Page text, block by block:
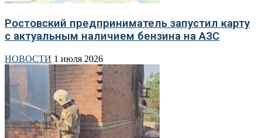
Ростовский предприниматель запустил карту
с актуальным наличием бензина на АЗС
НОВОСТИ 1 июля 2026